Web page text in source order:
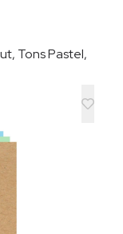
Tons Pastel,